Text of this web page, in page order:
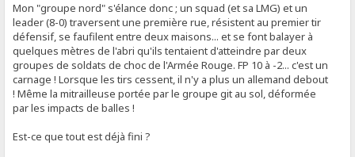
Mon "groupe nord" s'élance donc ; un squad (et sa LMG) et un
leader (8-0) traversent une première rue, résistent au premier tir
défensif, se faufilent entre deux maisons... et se font balayer à
quelques mètres de l'abri qu'ils tentaient d'atteindre par deux
groupes de soldats de choc de l'Armée Rouge. FP 10 à -2... c'est un
carnage ! Lorsque les tirs cessent, il n'y a plus un allemand debout
! Même la mitrailleuse portée par le groupe git au sol, déformée
par les impacts de balles !
Est-ce que tout est déjà fini ?